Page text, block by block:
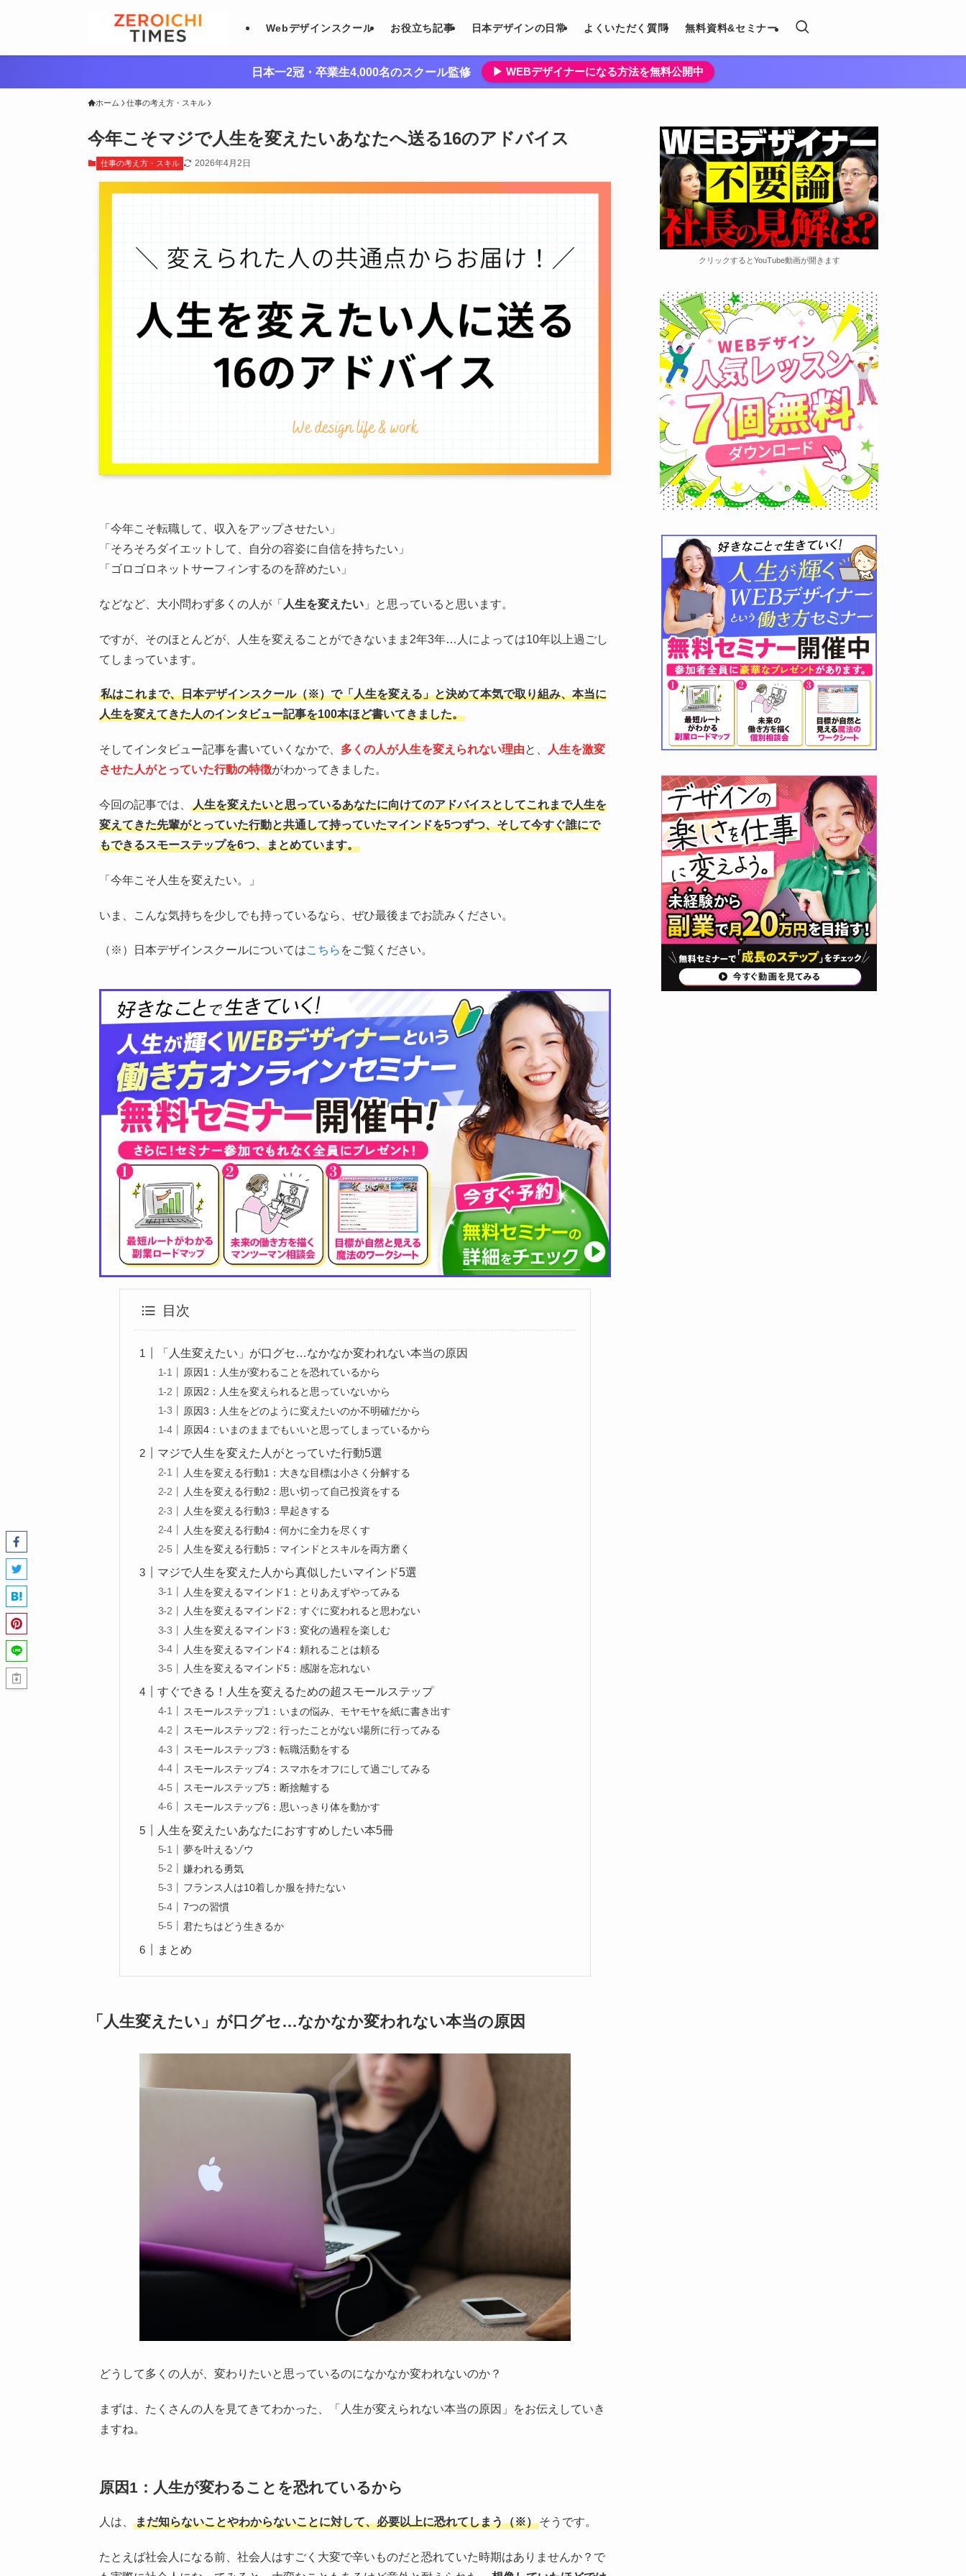
Webデザインスクール お役立ち記事 日本デザインの日常 よくいただく質問 無料資料&セミナー
日本一2冠・卒業生4,000名のスクール監修 ▶︎ WEBデザイナーになる方法を無料公開中
ホーム 仕事の考え方・スキル
今年こそマジで人生を変えたいあなたへ送る16のアドバイス
仕事の考え方・スキル 2026年4月2日
「今年こそ転職して、収入をアップさせたい」
「そろそろダイエットして、自分の容姿に自信を持ちたい」
「ゴロゴロネットサーフィンするのを辞めたい」
などなど、大小問わず多くの人が「 人生を変えたい 」と思っていると思います。
ですが、そのほとんどが、人生を変えることができないまま2年3年…人によっては10年以上過ごし
てしまっています。
私はこれまで、日本デザインスクール（※）で「人生を変える」と決めて本気で取り組み、本当に
人生を変えてきた人のインタビュー記事を100本ほど書いてきました。
そしてインタビュー記事を書いていくなかで、 多くの人が人生を変えられない理由と、
人生を激変
させた人がとっていた行動の特徴がわかってきました。
今回の記事では、
人生を変えたいと思っているあなたに向けてのアドバイスとしてこれまで人生を
変えてきた先輩がとっていた行動と共通して持っていたマインドを5つずつ、そして今すぐ誰にで
もできるスモーステップを6つ、まとめています。
「今年こそ人生を変えたい。」
いま、こんな気持ちを少しでも持っているなら、ぜひ最後までお読みください。
（※）日本デザインスクールについてはこちら をご覧ください。
目次
「人生変えたい」が口グセ…なかなか変われない本当の原因
原因1：人生が変わることを恐れているから
原因2：人生を変えられると思っていないから
原因3：人生をどのように変えたいのか不明確だから
原因4：いまのままでもいいと思ってしまっているから
マジで人生を変えた人がとっていた行動5選
人生を変える行動1：大きな目標は小さく分解する
人生を変える行動2：思い切って自己投資をする
人生を変える行動3：早起きする
人生を変える行動4：何かに全力を尽くす
人生を変える行動5：マインドとスキルを両方磨く
マジで人生を変えた人から真似したいマインド5選
人生を変えるマインド1：とりあえずやってみる
人生を変えるマインド2：すぐに変われると思わない
人生を変えるマインド3：変化の過程を楽しむ
人生を変えるマインド4：頼れることは頼る
人生を変えるマインド5：感謝を忘れない
すぐできる！人生を変えるための超スモールステップ
スモールステップ1：いまの悩み、モヤモヤを紙に書き出す
スモールステップ2：行ったことがない場所に行ってみる
スモールステップ3：転職活動をする
スモールステップ4：スマホをオフにして過ごしてみる
スモールステップ5：断捨離する
スモールステップ6：思いっきり体を動かす
人生を変えたいあなたにおすすめしたい本5冊
夢を叶えるゾウ
嫌われる勇気
フランス人は10着しか服を持たない
7つの習慣
君たちはどう生きるか
まとめ
「人生変えたい」が口グセ…なかなか変われない本当の原因
どうして多くの人が、変わりたいと思っているのになかなか変われないのか？
まずは、たくさんの人を見てきてわかった、「人生が変えられない本当の原因」をお伝えしていき
ますね。
原因1：人生が変わることを恐れているから
人は、 まだ知らないことやわからないことに対して、必要以上に恐れてしまう（※）そうです。
たとえば社会人になる前、社会人はすごく大変で辛いものだと恐れていた時期はありませんか？で
クリックするとYouTube動画が開きます